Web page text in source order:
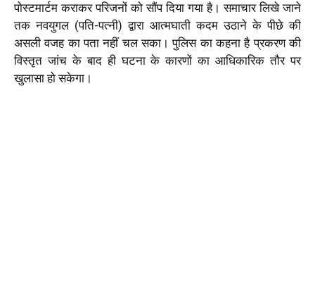
पोस्टमार्टम कराकर परिजनों को सौंप दिया गया है। समाचार लिखे जाने
तक नवयुगल (पति-पत्नी) द्वारा आत्मघाती कदम उठाने के पीछे की
असली वजह का पता नहीं चल सका। पुलिस का कहना है प्रकरण की
विस्तृत जांच के बाद ही घटना के कारणों का आधिकारिक तौर पर
खुलासा हो सकेगा।